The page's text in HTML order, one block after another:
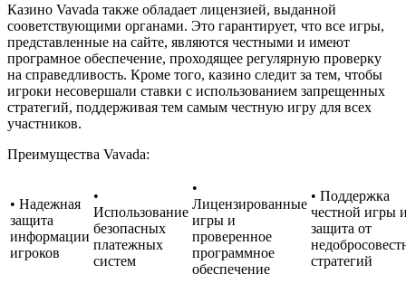
Казино Vavada также обладает лицензией, выданной
сооветствующими органами. Это гарантирует, что все игры,
представленные на сайте, являются честными и имеют
програмное обеспечение, проходящее регулярную проверку
на справедливость. Кроме того, казино следит за тем, чтобы
игроки несовершали ставки с использованием запрещенных
стратегий, поддерживая тем самым честную игру для всех
участников.
Преимущества Vavada:
• Надежная
защита
информации
игроков
•
Использование
безопасных
платежных
систем
•
Лицензированные
игры и
проверенное
программное
обеспечение
• Поддержка
честной игры
защита от
стратегий